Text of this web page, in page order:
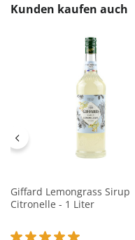
Produktgalerie überspringen
Kunden kaufen auch
Giffard Lemongrass Sirup
Citronelle - 1 Liter